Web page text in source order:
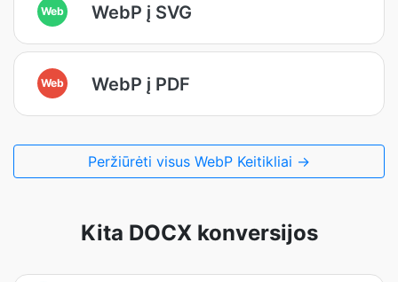
Web WebP į SVG
Web WebP į PDF
Peržiūrėti visus WebP Keitikliai →
Kita DOCX konversijos